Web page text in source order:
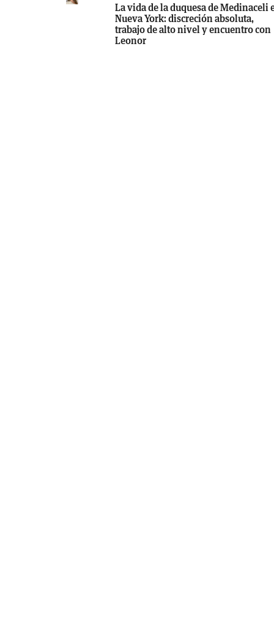
La vida de la duquesa de Medinaceli
Nueva York: discreción absoluta,
trabajo de alto nivel y encuentro con
Leonor